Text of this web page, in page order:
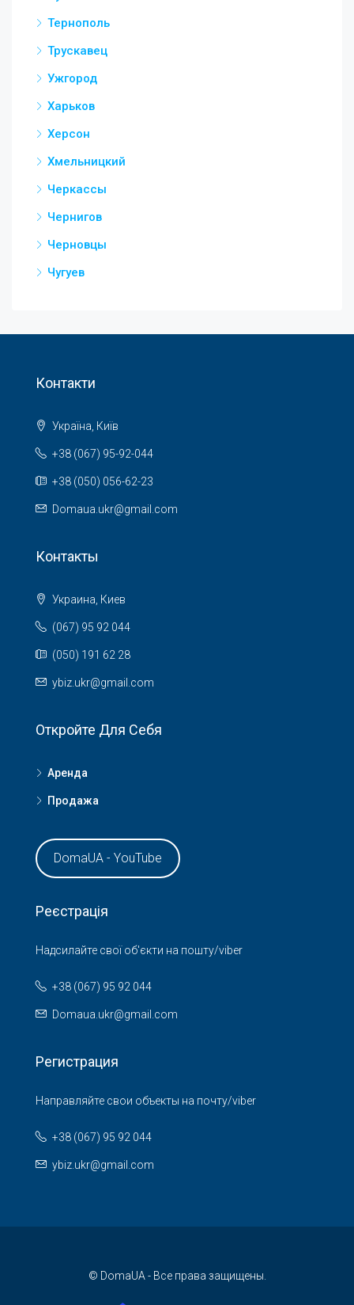
Тернополь
Трускавец
Ужгород
Харьков
Херсон
Хмельницкий
Черкассы
Чернигов
Черновцы
Чугуев
Контакти
Україна, Київ
+38 (067) 95-92-044
+38 (050) 056-62-23
Domaua.ukr@gmail.com
Контакты
Украина, Киев
(067) 95 92 044
(050) 191 62 28
ybiz.ukr@gmail.com
Откройте Для Себя
Аренда
Продажа
DomaUA - YouTube
Реєстрація
Надсилайте свої об'єкти на пошту/viber
+38 (067) 95 92 044
Domaua.ukr@gmail.com
Регистрация
Направляйте свои объекты на почту/viber
+38 (067) 95 92 044
ybiz.ukr@gmail.com
© DomaUA - Все права защищены.